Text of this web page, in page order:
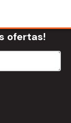
ofertas!